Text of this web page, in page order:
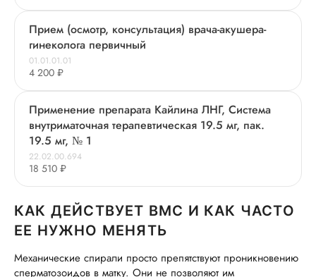
Прием (осмотр, консультация) врача-акушера-
гинеколога первичный
01.01.01.01
4 200 ₽
Применение препарата Кайлина ЛНГ, Система
внутриматочная терапевтическая 19.5 мг, пак.
19.5 мг, № 1
22.02.00.694
18 510 ₽
КАК ДЕЙСТВУЕТ ВМС И КАК ЧАСТО
ЕЕ НУЖНО МЕНЯТЬ
Механические спирали просто препятствуют проникновению
сперматозоидов в матку. Они не позволяют им